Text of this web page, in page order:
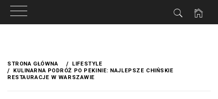
treści
STRONA GŁÓWNA
LIFESTYLE
KULINARNA PODRÓŻ PO PEKINIE: NAJLEPSZE CHIŃSKIE
RESTAURACJE W WARSZAWIE